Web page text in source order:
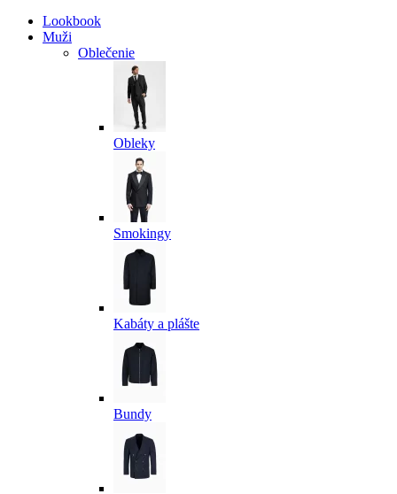
Lookbook
Muži
Oblečenie
Obleky
Smokingy
Kabáty a plášte
Bundy